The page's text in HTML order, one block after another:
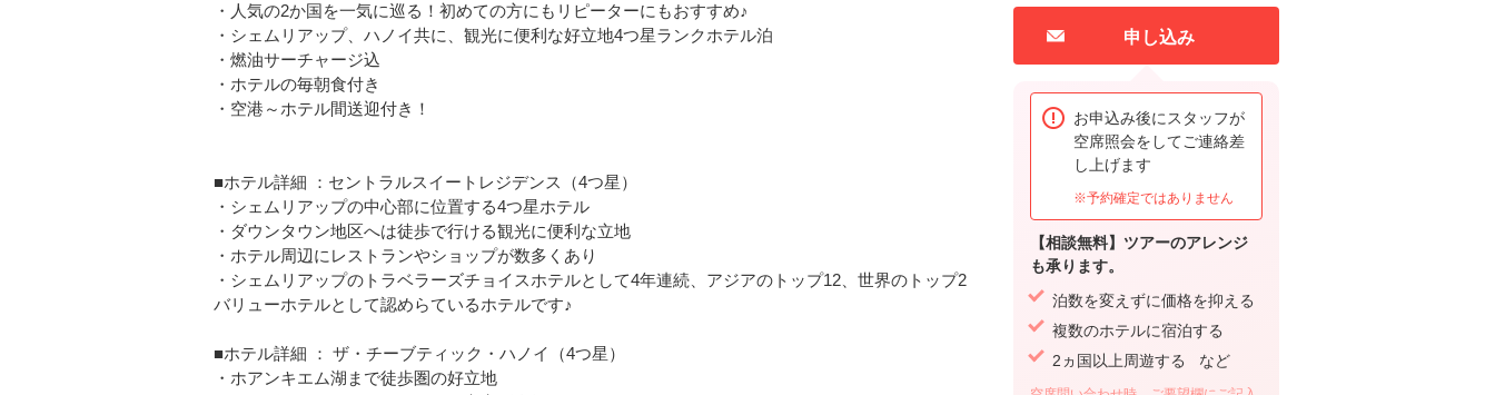
・人気の2か国を一気に巡る！初めての方にもリピーターにもおすすめ♪
・シェムリアップ、ハノイ共に、観光に便利な好立地4つ星ランクホテル泊
・燃油サーチャージ込
・ホテルの毎朝食付き
・空港～ホテル間送迎付き！
■ホテル詳細 ：セントラルスイートレジデンス（4つ星）
・シェムリアップの中心部に位置する4つ星ホテル
・ダウンタウン地区へは徒歩で行ける観光に便利な立地
・ホテル周辺にレストランやショップが数多くあり
・シェムリアップのトラベラーズチョイスホテルとして4年連続、アジアのトップ12、世界のトップ2
バリューホテルとして認めらているホテルです♪
■ホテル詳細 ： ザ・チーブティック・ハノイ（4つ星）
・ホアンキエム湖まで徒歩圏の好立地
申し込み
お申込み後にスタッフが
空席照会をしてご連絡差
し上げます
※予約確定ではありません
【相談無料】ツアーのアレンジ
も承ります。
泊数を変えずに価格を抑える
複数のホテルに宿泊する
2ヵ国以上周遊する など